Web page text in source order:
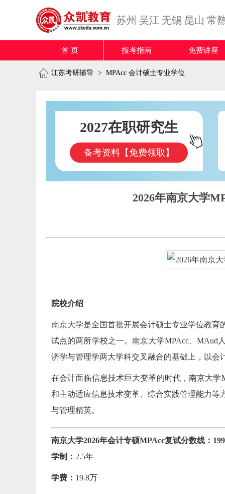
苏州 吴江 无锡 昆山 常
首 页 报考指南 免费讲座
江苏考研辅导 > MPAcc 会计硕士专业学位
2027在职研究生
备考资料【免费领取】
2026年南京大学
院校介绍
南京大学是全国首批开展会计硕士专业学位教育
试点的两所学校之一。南京大学MPAcc、MAud
济学与管理学两大学科交叉融合的基础上，以会
在会计面临信息技术巨大变革的时代，南京大
和主动适应信息技术变革、综合实践管理能力
与管理精英。
南京大学2026年会计专硕MPAcc复试分数线：
学制： 2.5年
学费： 19.8万